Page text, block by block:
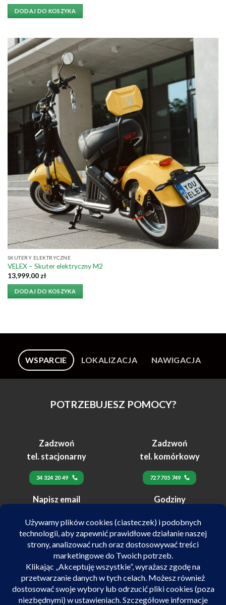
DODAJ DO KOSZYKA
SKUTERY ELEKTRYCZNE
VELEX – Skuter elektryczny M2
13,999.00 zł
DODAJ DO KOSZYKA
WSPARCIE LOKALIZACJA NAWIGACJA
POTRZEBUJESZ POMOCY?
Zadzwoń
tel. stacjonarny
34 324 20 49
Zadzwoń
tel. komórkowy
727 705 749
Napisz email
biuro@velex.pl
Godziny
pn-pt 10:00-17:00
SALON POJAZDÓW ELEKTRYCZNYCH VELEX
ul. Kilińskiego 72/74 42-218 Częstochowa